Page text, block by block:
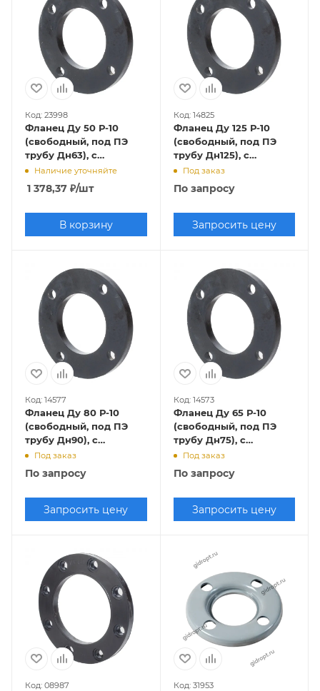
Код: 23998
Фланец Ду 50 Р-10
(свободный, под ПЭ
трубу Дн63), с
полимерным
покрытием
Наличие уточняйте
1 378,37 ₽/шт
В корзину
Код: 14825
Фланец Ду 125 Р-10
(свободный, под ПЭ
трубу Дн125), с
полимерным
Под заказ
По запросу
Запросить цену
Код: 14577
Фланец Ду 80 Р-10
(свободный, под ПЭ
трубу Дн90), с
полимерным
Под заказ
По запросу
Запросить цену
Код: 14573
Фланец Ду 65 Р-10
(свободный, под ПЭ
трубу Дн75), с
полимерным
Под заказ
По запросу
Запросить цену
Код: 08987
Код: 31953